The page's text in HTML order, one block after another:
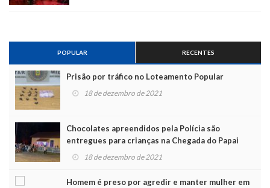
POPULAR RECENTES
Prisão por tráfico no Loteamento Popular
18 de dezembro de 2021
Chocolates apreendidos pela Polícia são
entregues para crianças na Chegada do Papai
Noel 18 de dezembro de 2021
Homem é preso por agredir e manter mulher em